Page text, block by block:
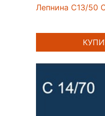
Лепнина C13/50